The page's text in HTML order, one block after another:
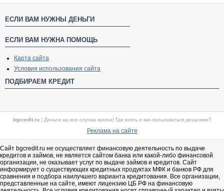
ЕСЛИ ВАМ НУЖНЫ ДЕНЬГИ
ЕСЛИ ВАМ НУЖНА ПОМОЩЬ
Карта сайта
Условия использования сайта
ПОДБИРАЕМ КРЕДИТ
bgcredit.ru | Деньги на все случаи жизни| Где взять и как пользоваться деньгами?
Реклама на сайте
Сайт bgcredit.ru не осуществляет финансовую деятельность по выдаче
кредитов и займов, не является сайтом банка или какой-либо финансовой
организации, не оказывает услуг по выдаче займов и кредитов. Сайт
информирует о существующих кредитных продуктах МФК и банков РФ для
сравнения и подбора наилучшего варианта кредитования. Все организации,
представленные на сайте, имеют лицензию ЦБ РФ на финансовую